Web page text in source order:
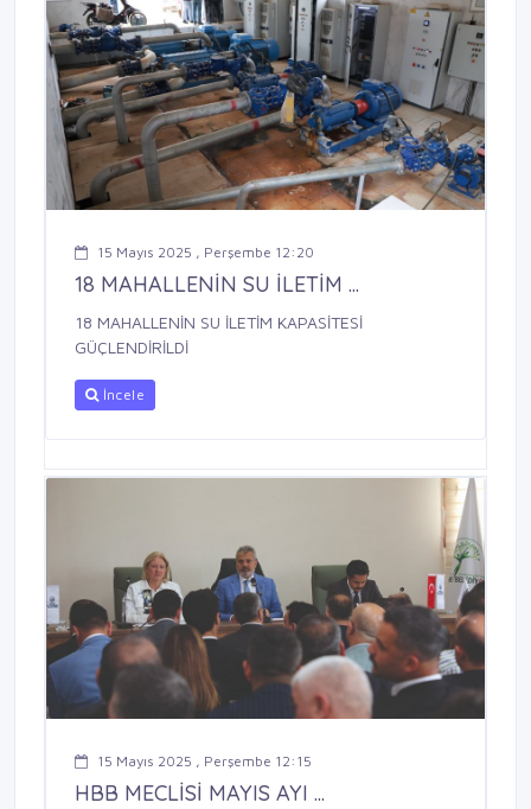
15 Mayıs 2025 , Perşembe 12:20
18 MAHALLENİN SU İLETİM ...
18 MAHALLENİN SU İLETİM KAPASİTESİ
GÜÇLENDİRİLDİ
İncele
15 Mayıs 2025 , Perşembe 12:15
HBB MECLİSİ MAYIS AYI ...